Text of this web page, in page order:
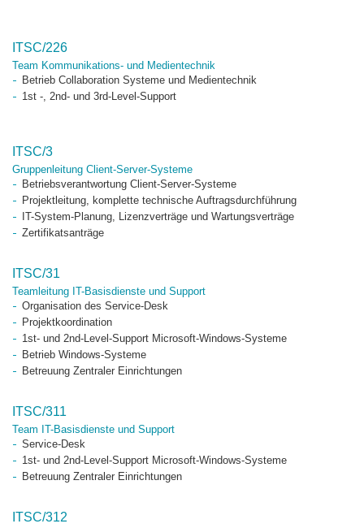
ITSC/226
Team Kommunikations- und Medientechnik
Betrieb Collaboration Systeme und Medientechnik
1st -, 2nd- und 3rd-Level-Support
ITSC/3
Gruppenleitung Client-Server-Systeme
Betriebsverantwortung Client-Server-Systeme
Projektleitung, komplette technische Auftragsdurchführung
IT-System-Planung, Lizenzverträge und Wartungsverträge
Zertifikatsanträge
ITSC/31
Teamleitung IT-Basisdienste und Support
Organisation des Service-Desk
Projektkoordination
1st- und 2nd-Level-Support Microsoft-Windows-Systeme
Betrieb Windows-Systeme
Betreuung Zentraler Einrichtungen
ITSC/311
Team IT-Basisdienste und Support
Service-Desk
1st- und 2nd-Level-Support Microsoft-Windows-Systeme
Betreuung Zentraler Einrichtungen
ITSC/312